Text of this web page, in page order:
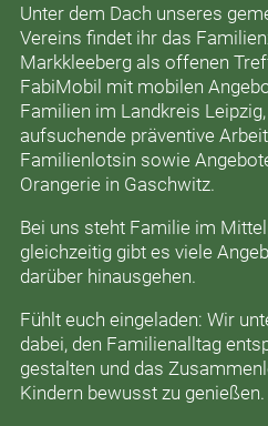
Unter dem Dach unseres
Vereins findet ihr das
Markkleeberg als offenen
FabiMobil mit mobilen
Familien im Landkreis
aufsuchende präventive
Familienlotsin sowie
Orangerie in Gaschwitz.
Bei uns steht Familie im
gleichzeitig gibt es viele
darüber hinausgehen.
Fühlt euch eingeladen: Wir
dabei, den Familienalltag
gestalten und das
Kindern bewusst zu genießen.